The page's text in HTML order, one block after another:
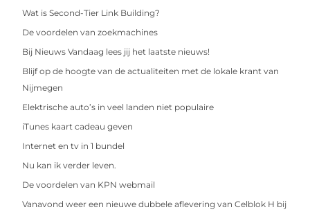
Wat is Second-Tier Link Building?
De voordelen van zoekmachines
Bij Nieuws Vandaag lees jij het laatste nieuws!
Blijf op de hoogte van de actualiteiten met de lokale krant van
Nijmegen
Elektrische auto’s in veel landen niet populaire
iTunes kaart cadeau geven
Internet en tv in 1 bundel
Nu kan ik verder leven.
De voordelen van KPN webmail
Vanavond weer een nieuwe dubbele aflevering van Celblok H bij